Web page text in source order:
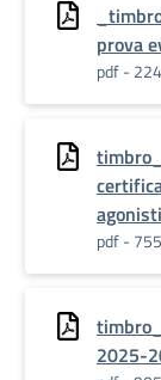
prova
pdf -
pdf -
2025-